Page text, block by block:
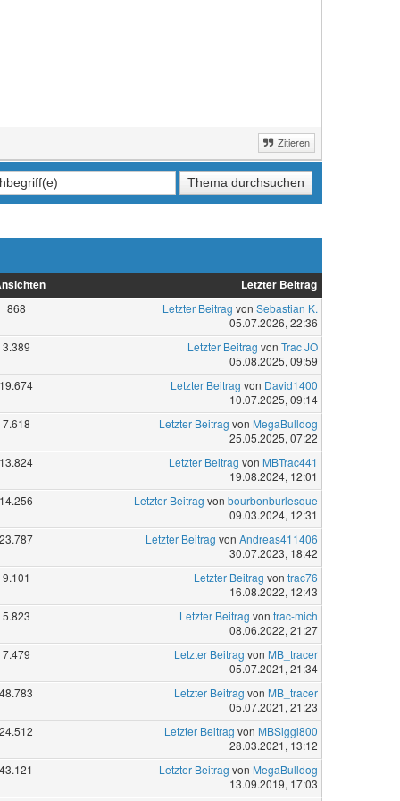
Zitieren
Letzter Beitrag
868 Letzter Beitrag von Sebastian K.
05.07.2026, 22:36
3.389 Letzter Beitrag von Trac JO
05.08.2025, 09:59
19.674 Letzter Beitrag von David1400
10.07.2025, 09:14
7.618 Letzter Beitrag von MegaBulldog
25.05.2025, 07:22
13.824 Letzter Beitrag von MBTrac441
19.08.2024, 12:01
14.256 Letzter Beitrag von bourbonburlesque
09.03.2024, 12:31
23.787 Letzter Beitrag von Andreas411406
30.07.2023, 18:42
9.101 Letzter Beitrag von trac76
16.08.2022, 12:43
5.823 Letzter Beitrag von trac-mich
08.06.2022, 21:27
7.479 Letzter Beitrag von MB_tracer
05.07.2021, 21:34
48.783 Letzter Beitrag von MB_tracer
05.07.2021, 21:23
24.512 Letzter Beitrag von MBSiggi800
28.03.2021, 13:12
43.121 Letzter Beitrag von MegaBulldog
13.09.2019, 17:03